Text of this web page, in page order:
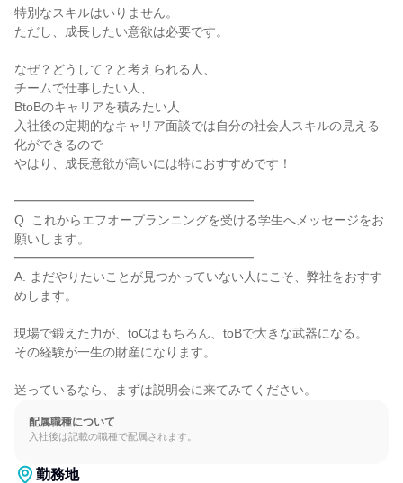
特別なスキルはいりません。
ただし、成長したい意欲は必要です。
なぜ？どうして？と考えられる人、
チームで仕事したい人、
BtoBのキャリアを積みたい人
入社後の定期的なキャリア面談では自分の社会人スキルの見える
化ができるので
やはり、成長意欲が高いには特におすすめです！
━━━━━━━━━━━━━━━━━━━
Q. これからエフオープランニングを受ける学生へメッセージをお
願いします。
━━━━━━━━━━━━━━━━━━━
A. まだやりたいことが見つかっていない人にこそ、弊社をおすす
めします。
現場で鍛えた力が、toCはもちろん、toBで大きな武器になる。
その経験が一生の財産になります。
迷っているなら、まずは説明会に来てみてください。
配属職種について
入社後は記載の職種で配属されます。
勤務地